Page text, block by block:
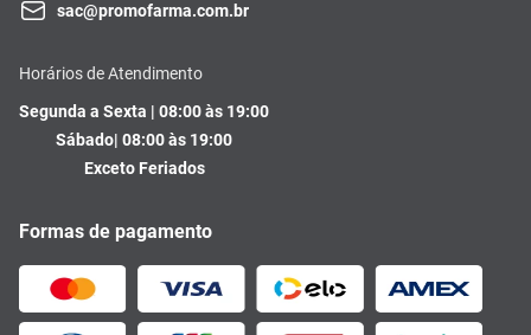
sac@promofarma.com.br
Horários de Atendimento
Segunda a Sexta | 08:00 às 19:00
Sábado| 08:00 às 19:00
Exceto Feriados
Formas de pagamento